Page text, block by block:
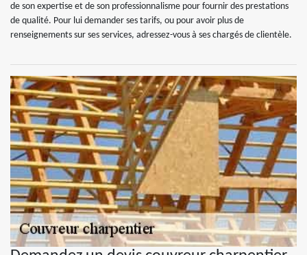
de son expertise et de son professionnalisme pour fournir des prestations
de qualité. Pour lui demander ses tarifs, ou pour avoir plus de
renseignements sur ses services, adressez-vous à ses chargés de clientèle.